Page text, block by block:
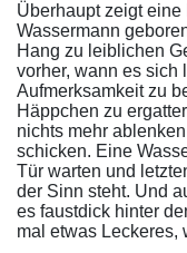
Überhaupt zeigt
Wassermann
Hang zu leiblichen
vorher, wann es sich
Aufmerksamkeit zu
Häppchen zu
nichts mehr
schicken. Eine
Tür warten und
der Sinn steht. Und
es faustdick hinter
mal etwas Leckeres,